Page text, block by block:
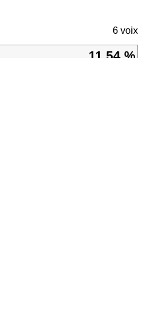
6 voix
11,54 %